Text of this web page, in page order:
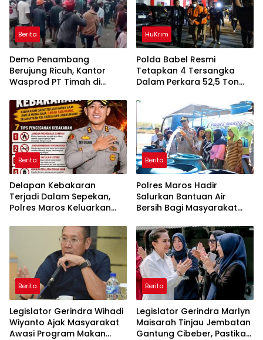
Berita
Demo Penambang
Berujung Ricuh, Kantor
Wasprod PT Timah di
HuKrim
Polda Babel Resmi
Tetapkan 4 Tersangka
Dalam Perkara 52,5 Ton
Belitung
Berita
Delapan Kebakaran
Terjadi Dalam Sepekan,
Polres Maros Keluarkan
Masyarakat
Berita
Polres Maros Hadir
Salurkan Bantuan Air
Bersih Bagi Masyarakat
Di Maros
Berita
Legislator Gerindra Wihadi
Wiyanto Ajak Masyarakat
Awasi Program Makan
Berita
Legislator Gerindra Marlyn
Maisarah Tinjau Jembatan
Gantung Cibeber, Pastikan